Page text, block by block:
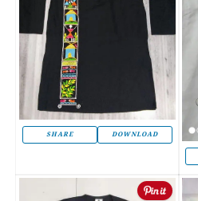
SHARE DOWNLOAD